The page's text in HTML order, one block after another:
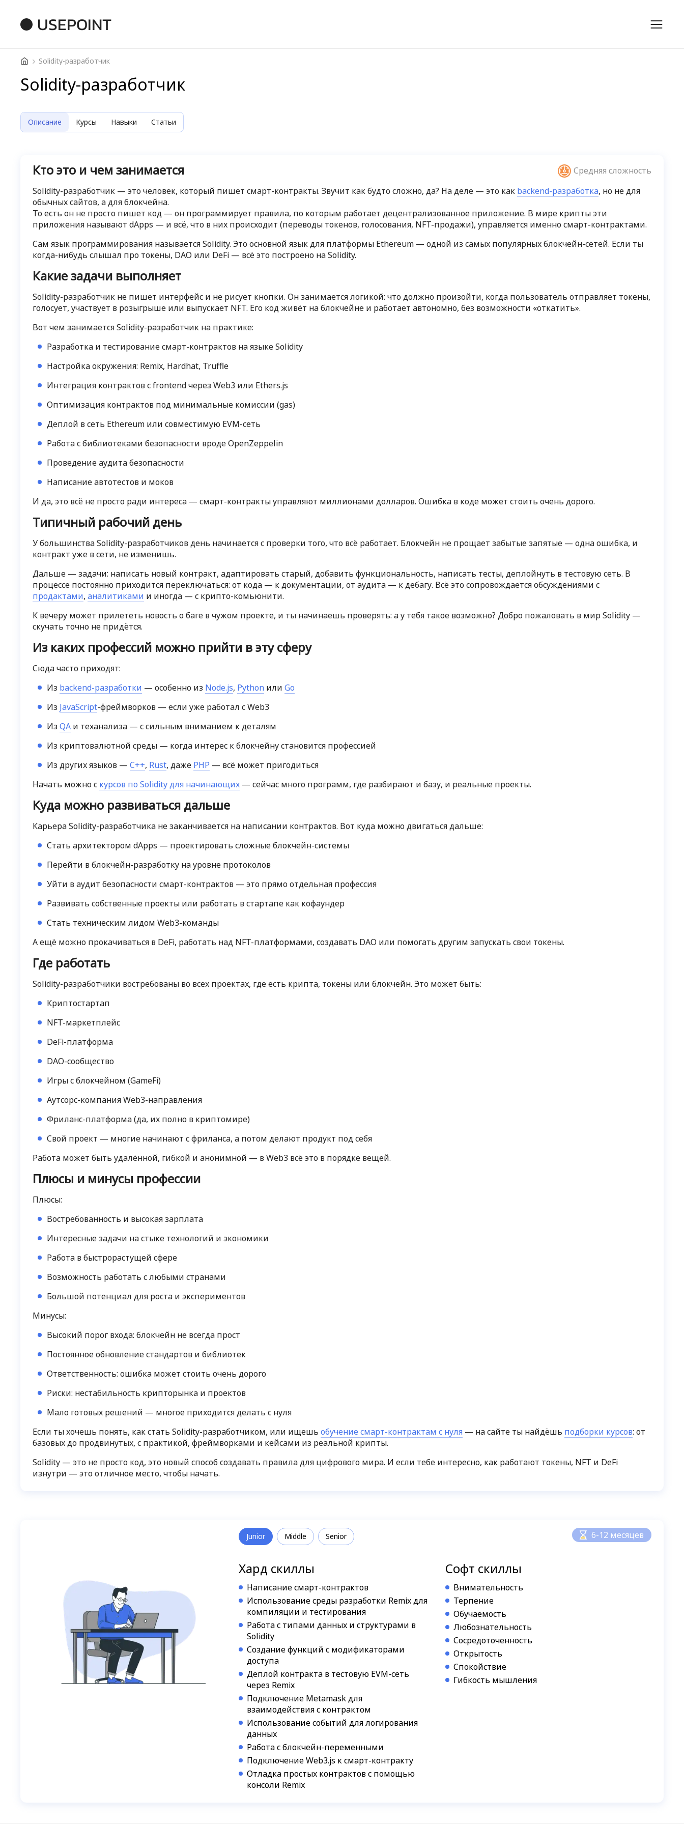
USEPOINT
Solidity-разработчик
Solidity-разработчик
Описание Курсы Навыки Статьи
Средняя сложность
Кто это и чем занимается
Solidity-разработчик — это человек, который пишет смарт-контракты. Звучит как будто сложно, да? На деле — это как backend-разработка, но не для
обычных сайтов, а для блокчейна.
То есть он не просто пишет код — он программирует правила, по которым работает децентрализованное приложение. В мире крипты эти
приложения называют dApps — и всё, что в них происходит (переводы токенов, голосования, NFT-продажи), управляется именно смарт-контрактами.
Сам язык программирования называется Solidity. Это основной язык для платформы Ethereum — одной из самых популярных блокчейн-сетей. Если ты
когда-нибудь слышал про токены, DAO или DeFi — всё это построено на Solidity.
Какие задачи выполняет
Solidity-разработчик не пишет интерфейс и не рисует кнопки. Он занимается логикой: что должно произойти, когда пользователь отправляет токены,
голосует, участвует в розыгрыше или выпускает NFT. Его код живёт на блокчейне и работает автономно, без возможности «откатить».
Вот чем занимается Solidity-разработчик на практике:
Разработка и тестирование смарт-контрактов на языке Solidity
Настройка окружения: Remix, Hardhat, Truffle
Интеграция контрактов с frontend через Web3 или Ethers.js
Оптимизация контрактов под минимальные комиссии (gas)
Деплой в сеть Ethereum или совместимую EVM-сеть
Работа с библиотеками безопасности вроде OpenZeppelin
Проведение аудита безопасности
Написание автотестов и моков
И да, это всё не просто ради интереса — смарт-контракты управляют миллионами долларов. Ошибка в коде может стоить очень дорого.
Типичный рабочий день
У большинства Solidity-разработчиков день начинается с проверки того, что всё работает. Блокчейн не прощает забытые запятые — одна ошибка, и
контракт уже в сети, не изменишь.
Дальше — задачи: написать новый контракт, адаптировать старый, добавить функциональность, написать тесты, деплойнуть в тестовую сеть. В
процессе постоянно приходится переключаться: от кода — к документации, от аудита — к дебагу. Всё это сопровождается обсуждениями с
продактами, аналитиками и иногда — с крипто-комьюнити.
К вечеру может прилететь новость о баге в чужом проекте, и ты начинаешь проверять: а у тебя такое возможно? Добро пожаловать в мир Solidity —
скучать точно не придётся.
Из каких профессий можно прийти в эту сферу
Сюда часто приходят:
Из backend-разработки — особенно из Node.js, Python или Go
Из JavaScript-фреймворков — если уже работал с Web3
Из QA и теханализа — с сильным вниманием к деталям
Из криптовалютной среды — когда интерес к блокчейну становится профессией
Из других языков — C++, Rust, даже PHP — всё может пригодиться
Начать можно с курсов по Solidity для начинающих — сейчас много программ, где разбирают и базу, и реальные проекты.
Куда можно развиваться дальше
Карьера Solidity-разработчика не заканчивается на написании контрактов. Вот куда можно двигаться дальше:
Стать архитектором dApps — проектировать сложные блокчейн-системы
Перейти в блокчейн-разработку на уровне протоколов
Уйти в аудит безопасности смарт-контрактов — это прямо отдельная профессия
Развивать собственные проекты или работать в стартапе как кофаундер
Стать техническим лидом Web3-команды
А ещё можно прокачиваться в DeFi, работать над NFT-платформами, создавать DAO или помогать другим запускать свои токены.
Где работать
Solidity-разработчики востребованы во всех проектах, где есть крипта, токены или блокчейн. Это может быть:
Криптостартап
NFT-маркетплейс
DeFi-платформа
DAO-сообщество
Игры с блокчейном (GameFi)
Аутсорс-компания Web3-направления
Фриланс-платформа (да, их полно в криптомире)
Свой проект — многие начинают с фриланса, а потом делают продукт под себя
Работа может быть удалённой, гибкой и анонимной — в Web3 всё это в порядке вещей.
Плюсы и минусы профессии
Плюсы:
Востребованность и высокая зарплата
Интересные задачи на стыке технологий и экономики
Работа в быстрорастущей сфере
Возможность работать с любыми странами
Большой потенциал для роста и экспериментов
Минусы:
Высокий порог входа: блокчейн не всегда прост
Постоянное обновление стандартов и библиотек
Ответственность: ошибка может стоить очень дорого
Риски: нестабильность крипторынка и проектов
Мало готовых решений — многое приходится делать с нуля
Если ты хочешь понять, как стать Solidity-разработчиком, или ищешь обучение смарт-контрактам с нуля — на сайте ты найдёшь подборки курсов: от
базовых до продвинутых, с практикой, фреймворками и кейсами из реальной крипты.
Solidity — это не просто код, это новый способ создавать правила для цифрового мира. И если тебе интересно, как работают токены, NFT и DeFi
изнутри — это отличное место, чтобы начать.
6-12 месяцев
Junior Middle Senior
Хард скиллы
Написание смарт-контрактов
Использование среды разработки Remix для
компиляции и тестирования
Работа с типами данных и структурами в
Solidity
Создание функций с модификаторами
доступа
Деплой контракта в тестовую EVM-сеть
через Remix
Подключение Metamask для
взаимодействия с контрактом
Использование событий для логирования
данных
Работа с блокчейн-переменными
Подключение Web3.js к смарт-контракту
Отладка простых контрактов с помощью
консоли Remix
Софт скиллы
Внимательность
Терпение
Обучаемость
Любознательность
Сосредоточенность
Открытость
Спокойствие
Гибкость мышления